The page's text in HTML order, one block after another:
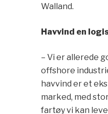
Walland.
Havvind en
– Vi er allerede
offshore
havvind er et
marked, med
fartøy vi kan